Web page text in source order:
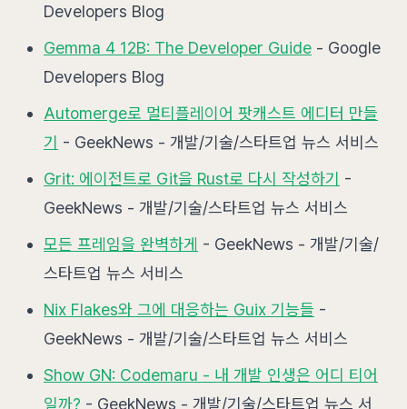
Developers Blog
Gemma 4 12B: The Developer Guide - Google
Developers Blog
Automerge로 멀티플레이어 팟캐스트 에디터 만들
기
- GeekNews - 개발/기술/스타트업 뉴스 서비스
Grit: 에이전트로 Git을 Rust로 다시 작성하기
-
GeekNews - 개발/기술/스타트업 뉴스 서비스
모든 프레임을 완벽하게 - GeekNews - 개발/기술/
스타트업 뉴스 서비스
Nix Flakes와 그에 대응하는 Guix 기능들 -
GeekNews - 개발/기술/스타트업 뉴스 서비스
Show GN: Codemaru - 내 개발 인생은 어디 티어
일까? - GeekNews - 개발/기술/스타트업 뉴스 서